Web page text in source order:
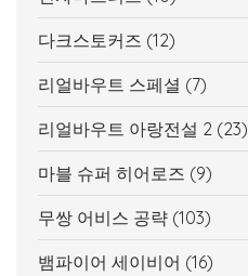
다크스토커즈 (12)
리얼바우트 스페셜 (7)
리얼바우트 아랑전설 2 (23)
마블 슈퍼 히어로즈 (9)
무쌍 어비스 공략 (103)
뱀파이어 세이비어 (16)